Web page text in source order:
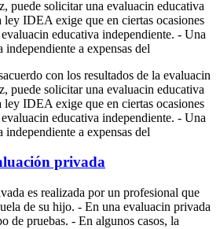
puede solicitar una evaluacin educativa
ley IDEA exige que en ciertas ocasiones
educativa independiente. - Una
independiente a expensas del
con los resultados de la evaluacin
puede solicitar una evaluacin educativa
ley IDEA exige que en ciertas ocasiones
educativa independiente. - Una
independiente a expensas del
privada
es realizada por un profesional que
de su hijo. - En una evaluacin privada
de pruebas. - En algunos casos, la